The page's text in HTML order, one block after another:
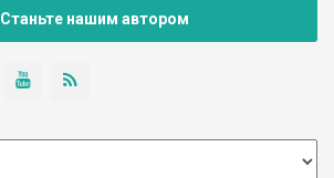
Станьте нашим автором